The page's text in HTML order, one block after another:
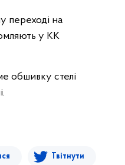
переході на
у КК
обшивку стелі
Твітнути